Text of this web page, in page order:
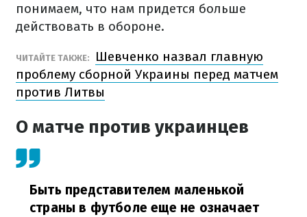
понимаем, что нам придется больше
действовать в обороне.
ЧИТАЙТЕ ТАКЖЕ:
Шевченко назвал главную
проблему сборной Украины перед матчем
против Литвы
О матче против украинцев
Быть представителем маленькой
страны в футболе еще не означает